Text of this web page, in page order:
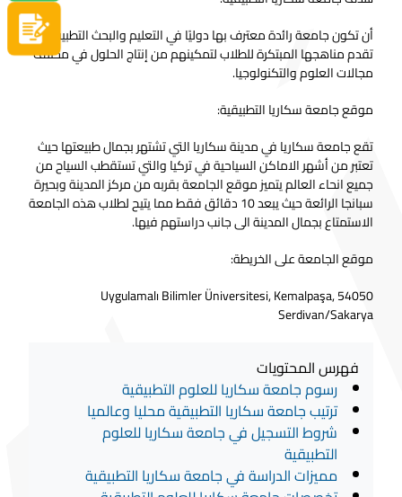
أن تكون جامعة رائدة معترف بها دوليًا في التعليم والبحث التطبيقي
تقدم مناهجها المبتكرة للطلاب لتمكينهم من إنتاج الحلول في مختلف
مجالات العلوم والتكنولوجيا.
موقع جامعة سكاريا التطبيقية:
تقع جامعة سكاريا في مدينة سكاريا التي تشتهر بجمال طبيعتها حيث
تعتبر من أشهر الاماكن السياحية في تركيا والتي تستقطب السياح من
جميع انحاء العالم يتميز موقع الجامعة بقربه من مركز المدينة وبحيرة
سبانجا الرائعة حيث يبعد 10 دقائق فقط مما يتيح لطلاب هذه الجامعة
الاستمتاع بجمال المدينة الى جانب دراستهم فيها.
موقع الجامعة على الخريطة:
Uygulamalı Bilimler Üniversitesi, Kemalpaşa, 54050
Serdivan/Sakarya
فهرس المحتويات
رسوم جامعة سكاريا للعلوم التطبيقية
ترتيب جامعة سكاريا التطبيقية محليا وعالميا
شروط التسجيل في جامعة سكاريا للعلوم
التطبيقية
مميزات الدراسة في جامعة سكاريا التطبيقية
سجل الآن